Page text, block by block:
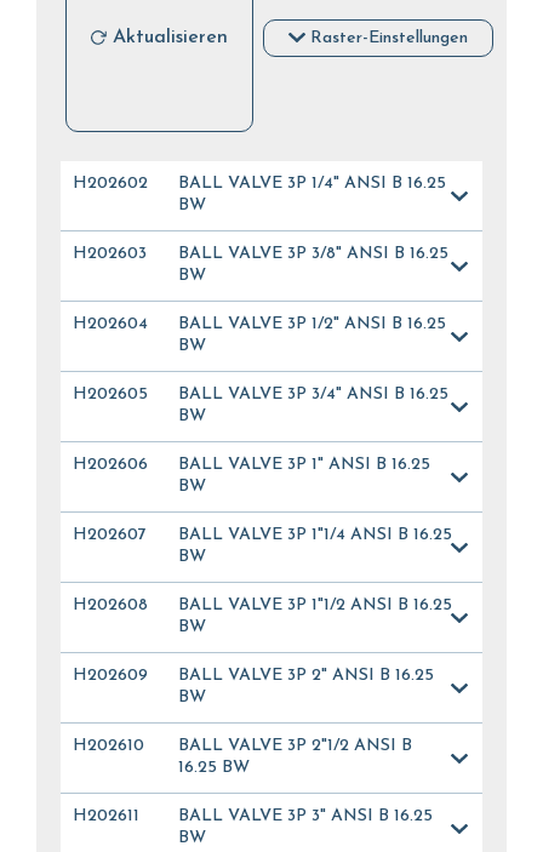
Aktualisieren Raster-Einstellungen
H202602
BALL VALVE 3P 1/4" ANSI B 16.25
BW
H202603
BALL VALVE 3P 3/8" ANSI B 16.25
BW
H202604
BALL VALVE 3P 1/2" ANSI B 16.25
BW
H202605
BALL VALVE 3P 3/4" ANSI B 16.25
BW
H202606
BALL VALVE 3P 1" ANSI B 16.25
BW
H202607
BALL VALVE 3P 1"1/4 ANSI B 16.25
BW
H202608
BALL VALVE 3P 1"1/2 ANSI B 16.25
BW
H202609
BALL VALVE 3P 2" ANSI B 16.25
BW
H202610
BALL VALVE 3P 2"1/2 ANSI B
16.25 BW
H202611
BALL VALVE 3P 3" ANSI B 16.25
BW